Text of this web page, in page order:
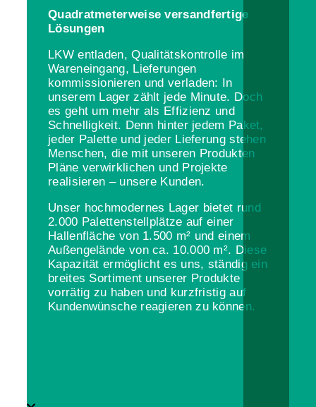
Quadratmeterweise versandfertige
Lösungen
LKW entladen, Qualitätskontrolle im
Wareneingang, Lieferungen
kommissionieren und verladen: In
unserem Lager zählt jede Minute. Doch
es geht um mehr als Effizienz und
Schnelligkeit. Denn hinter jedem Paket,
jeder Palette und jeder Lieferung stehen
Menschen, die mit unseren Produkten
Pläne verwirklichen und Projekte
realisieren – unsere Kunden.
Unser hochmodernes Lager bietet rund
2.000 Palettenstellplätze auf einer
Hallenfläche von 1.500 m² und einem
Außengelände von ca. 10.000 m². Diese
Kapazität ermöglicht es uns, ständig ein
breites Sortiment unserer Produkte
vorrätig zu haben und kurzfristig auf
Kundenwünsche reagieren zu können.